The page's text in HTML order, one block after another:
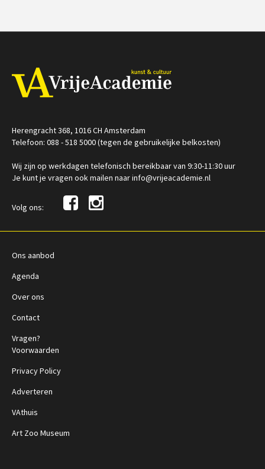
sep
jan
Herengracht 368, 1016 CH Amsterdam
Telefoon: 088 - 518 5000 (tegen de gebruikelijke belkosten)
Wij zijn op werkdagen telefonisch bereikbaar van 9:30-11:30 uur
Je kunt je vragen ook mailen naar info@vrijeacademie.nl
Volg ons:
Ons aanbod
Agenda
Over ons
Contact
Vragen?
Voorwaarden
Privacy Policy
Adverteren
VAthuis
Art Zoo Museum